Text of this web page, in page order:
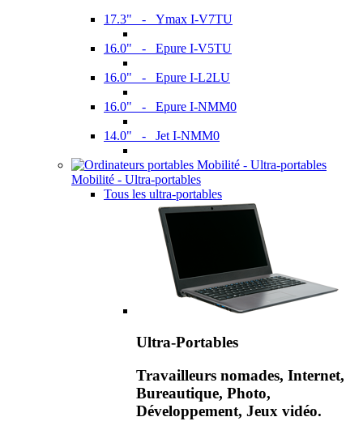
17.3" - Ymax I-V7TU
16.0" - Epure I-V5TU
16.0" - Epure I-L2LU
16.0" - Epure I-NMM0
14.0" - Jet I-NMM0
Mobilité - Ultra-portables
Tous les ultra-portables
Ultra-Portables
Travailleurs nomades, Internet,
Bureautique, Photo,
Développement, Jeux vidéo.